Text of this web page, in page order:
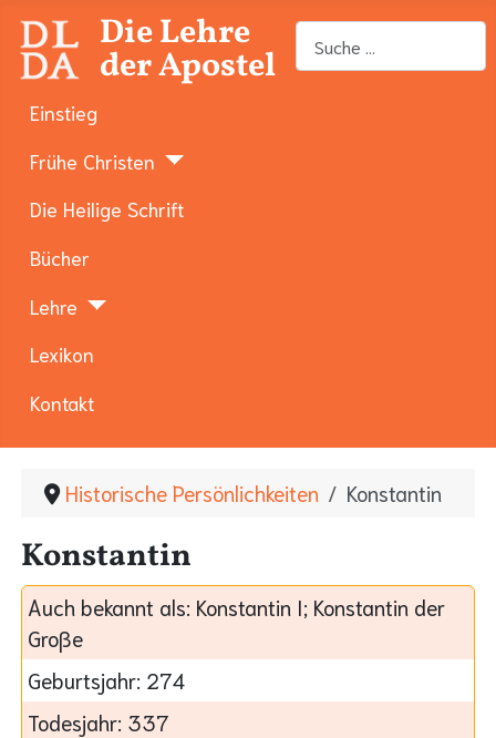
Die Lehre
der Apostel
Suchen
Einstieg
Frühe Christen
Die Heilige Schrift
Bücher
Lehre
Lexikon
Kontakt
Historische Persönlichkeiten Konstantin
Konstantin
Auch bekannt als: Konstantin I; Konstantin der
Große
Geburtsjahr: 274
Todesjahr: 337